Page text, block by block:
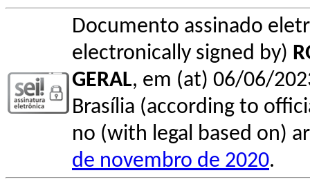
Documento assinado
electronically signed by)
GERAL, em (at) 06/06/
Brasília (according to
no (with legal based on)
de novembro de 2020.